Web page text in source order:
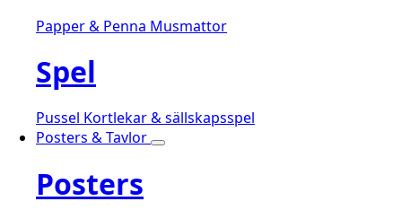
Papper & Penna Musmattor
Spel
Pussel Kortlekar & sällskapsspel
Posters & Tavlor
Posters